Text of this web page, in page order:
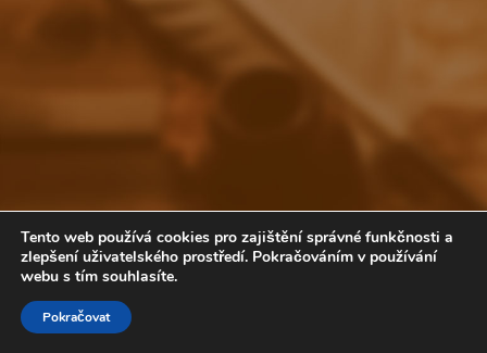
Tento web používá cookies pro zajištění správné funkčnosti a
zlepšení uživatelského prostředí. Pokračováním v používání
webu s tím souhlasíte.
Pokračovat